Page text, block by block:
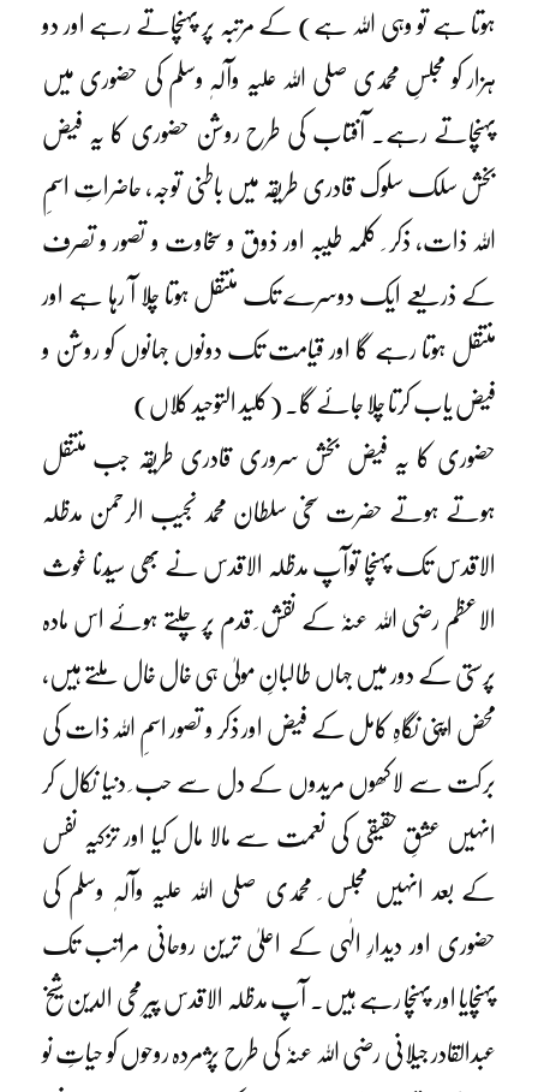
ہوتا ہے تو وہی اللہ ہے) کے مرتبہ پر پہنچاتے رہے اور دو
ہزار کو مجلسِ محمدی صلی اللہ علیہ وآلہٖ وسلم کی حضوری میں
پہنچاتے رہے۔ آفتاب کی طرح روشن حضوری کا یہ فیض
بخش سلک سلوک قادری طریقہ میں باطنی توجہ، حاضراتِ اسمِ
اللہ ذات، ذکر ِ کلمہ طیبہ اور ذوق و سخاوت و تصور و تصرف
کے ذریعے ایک دوسرے تک منتقل ہوتا چلا آ رہا ہے اور
منتقل ہوتا رہے گا اور قیامت تک دونوں جہانوں کو روشن و
فیض یاب کرتا چلا جائے گا۔ (کلید التوحید کلاں)
حضوری کا یہ فیض بخش سروری قادری طریقہ جب منتقل
ہوتے ہوتے حضرت سخی سلطان محمد نجیب الرحمن مدظلہ
الاقدس تک پہنچا توآپ مدظلہ الاقدس نے بھی سیّدنا غوث
الاعظم رضی اللہ عنہٗ کے نقش ِ قدم پر چلتے ہوئے اس مادہ
پرستی کے دور میں جہاں طالبانِ مولیٰ ہی خال خال ملتے ہیں،
محض اپنی نگاہِ کامل کے فیض اور ذکر و تصور اسمِ اللہ ذات کی
برکت سے لاکھوں مریدوں کے دل سے حب ِ دنیا نکال کر
انہیں عشقِ حقیقی کی نعمت سے مالا مال کیا اور تزکیہ نفس
کے بعد انہیں مجلس ِ محمدی صلی اللہ علیہ وآلہٖ وسلم کی
حضوری اور دیدارِ الٰہی کے اعلیٰ ترین روحانی مراتب تک
پہنچایا اور پہنچا رہے ہیں۔ آپ مدظلہ الاقدس پیر محی الدین شیخ
عبدالقادر جیلانی رضی اللہ عنہٗ کی طرح پژمردہ روحوں کو حیاتِ نو